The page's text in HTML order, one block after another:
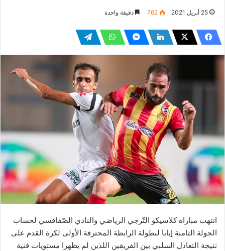
25 أبريل 2021 762 دقيقة واحدة
انتهت مباراة كلاسيكو التّرجي الرياضي والنادي الصّفاقسي لحساب
الجولة الثامنة إيابا لبطولة الرابطة المحترفة الأولى لكرة القدم على
نتيجة التعادل السلبي بين الفريقين اللذين لم يظهرا مستويات فنية